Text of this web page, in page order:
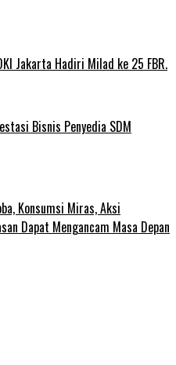
Jakarta Hadiri Milad ke 25 FBR.
Bisnis Penyedia SDM
Konsumsi Miras, Aksi
Dapat Mengancam Masa Depan